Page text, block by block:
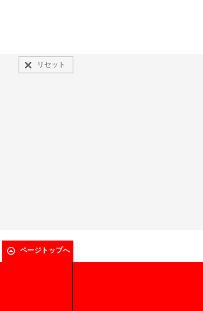
リセット
ページトップへ